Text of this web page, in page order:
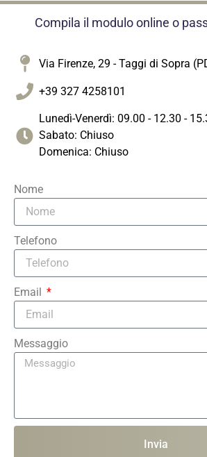
Compila il modulo online o
Via Firenze, 29 - Taggi di Sopra
+39 327 4258101
Lunedì-Venerdì: 09.00 - 12.30 -
Sabato: Chiuso
Domenica: Chiuso
Nome
Telefono
Email
Messaggio
Invia